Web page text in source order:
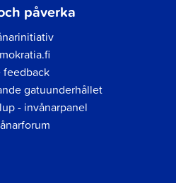
påverka
feedback
gatuunderhållet
- invånarpanel